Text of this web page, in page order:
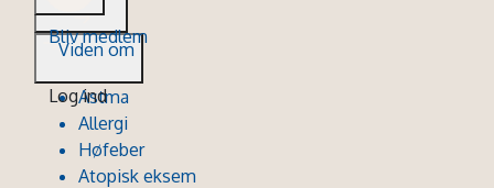
Bliv medlem
Log ind
Viden om
Astma
Allergi
Høfeber
Atopisk eksem